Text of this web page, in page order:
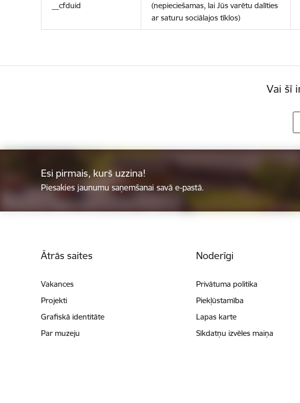
__cfduid
(nepieciešamas, lai Jūs varētu dalīties
ar saturu sociālajos tīklos)
Vai šī
Esi pirmais, kurš uzzina!
Piesakies jaunumu saņemšanai savā e-pastā.
Ātrās saites
Vakances
Projekti
Grafiskā identitāte
Par muzeju
Noderīgi
Privātuma politika
Piekļūstamība
Lapas karte
Sīkdatņu izvēles maiņa